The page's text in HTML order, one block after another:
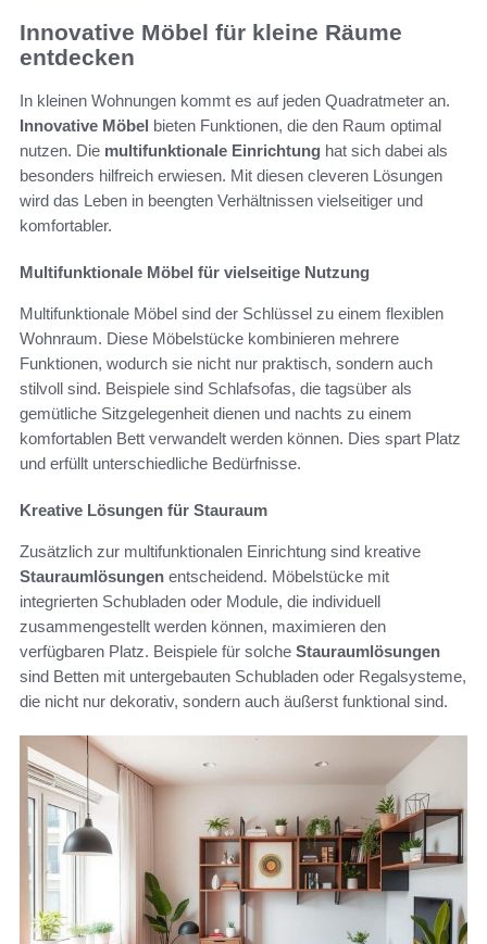
Innovative Möbel für kleine Räume
entdecken
In kleinen Wohnungen kommt es auf jeden Quadratmeter an.
Innovative Möbel bieten Funktionen, die den Raum optimal
nutzen. Die multifunktionale Einrichtung hat sich dabei als
besonders hilfreich erwiesen. Mit diesen cleveren Lösungen
wird das Leben in beengten Verhältnissen vielseitiger und
komfortabler.
Multifunktionale Möbel für vielseitige Nutzung
Multifunktionale Möbel sind der Schlüssel zu einem flexiblen
Wohnraum. Diese Möbelstücke kombinieren mehrere
Funktionen, wodurch sie nicht nur praktisch, sondern auch
stilvoll sind. Beispiele sind Schlafsofas, die tagsüber als
gemütliche Sitzgelegenheit dienen und nachts zu einem
komfortablen Bett verwandelt werden können. Dies spart Platz
und erfüllt unterschiedliche Bedürfnisse.
Kreative Lösungen für Stauraum
Zusätzlich zur multifunktionalen Einrichtung sind kreative
Stauraumlösungen entscheidend. Möbelstücke mit
integrierten Schubladen oder Module, die individuell
zusammengestellt werden können, maximieren den
verfügbaren Platz. Beispiele für solche Stauraumlösungen
sind Betten mit untergebauten Schubladen oder Regalsysteme,
die nicht nur dekorativ, sondern auch äußerst funktional sind.